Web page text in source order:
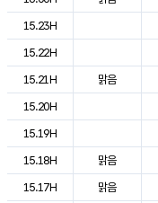
15.23H
15.22H
15.21H
맑음
15.20H
15.19H
15.18H
맑음
15.17H
맑음